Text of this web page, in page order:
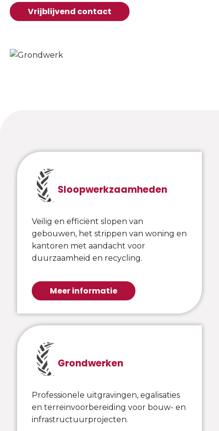
Vrijblijvend contact
Sloopwerkzaamheden
Veilig en efficiënt slopen van
gebouwen, het strippen van woning en
kantoren met aandacht voor
duurzaamheid en recycling.
Meer informatie
Grondwerken
Professionele uitgravingen, egalisaties
en terreinvoorbereiding voor bouw- en
infrastructuurprojecten.